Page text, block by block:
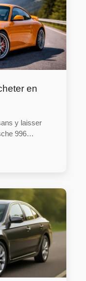
en
y laisser
996…